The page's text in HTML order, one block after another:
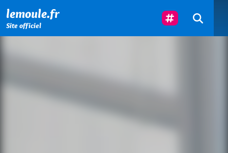
lemoule.fr
Site officiel
Suivez-Nous